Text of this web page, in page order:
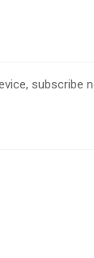
subscribe